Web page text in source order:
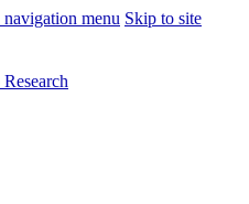
menu Skip to site